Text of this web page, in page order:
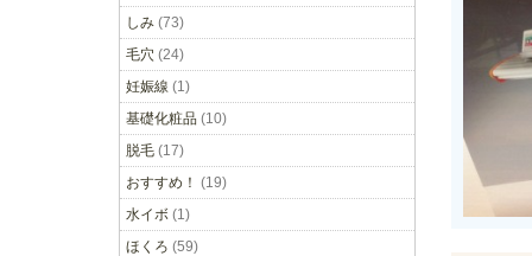
しみ (73)
毛穴 (24)
妊娠線 (1)
基礎化粧品 (10)
脱毛 (17)
おすすめ！ (19)
水イボ (1)
ほくろ (59)